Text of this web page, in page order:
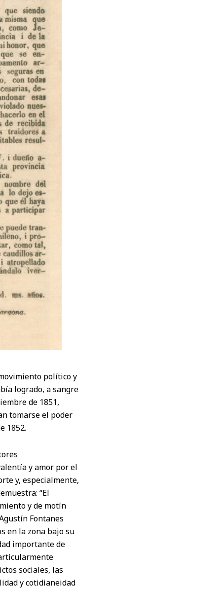
político y
logrado, a sangre
de 1851,
tomarse el poder
1852.
y amor por el
y, especialmente,
“El
y de motín
Fontanes
en la zona bajo su
importante de
sociales, las
y cotidianeidad